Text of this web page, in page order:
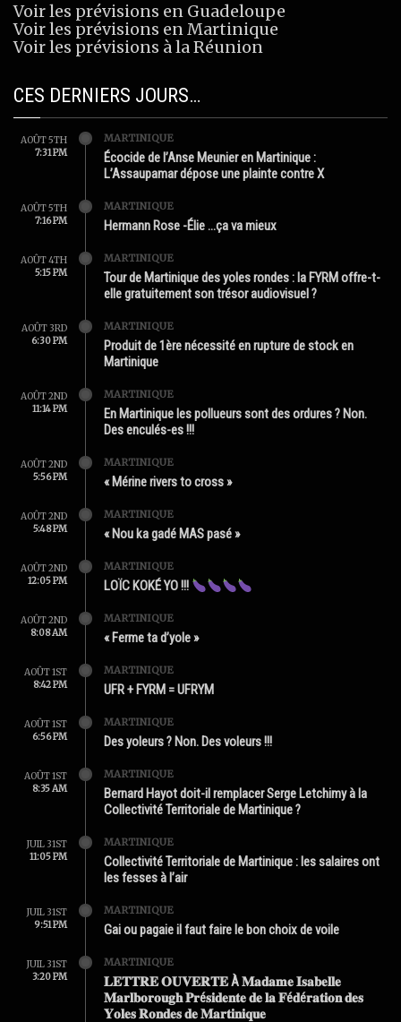
Voir les prévisions en Guadeloupe
Voir les prévisions en Martinique
Voir les prévisions à la Réunion
CES DERNIERS JOURS…
AOÛT 5TH
7:31 PM
MARTINIQUE
Écocide de l’Anse Meunier en Martinique :
L’Assaupamar dépose une plainte contre X
AOÛT 5TH
7:16 PM
MARTINIQUE
Hermann Rose -Élie …ça va mieux
AOÛT 4TH
5:15 PM
MARTINIQUE
Tour de Martinique des yoles rondes : la FYRM offre-t-
elle gratuitement son trésor audiovisuel ?
AOÛT 3RD
6:30 PM
MARTINIQUE
Produit de 1ère nécessité en rupture de stock en
Martinique
AOÛT 2ND
11:14 PM
MARTINIQUE
En Martinique les pollueurs sont des ordures ? Non.
Des enculés-es !!!
AOÛT 2ND
5:56 PM
MARTINIQUE
« Mérine rivers to cross »
AOÛT 2ND
5:48 PM
MARTINIQUE
« Nou ka gadé MAS pasé »
AOÛT 2ND
12:05 PM
MARTINIQUE
LOÏC KOKÉ YO !!!
AOÛT 2ND
8:08 AM
MARTINIQUE
« Ferme ta d’yole »
AOÛT 1ST
8:42 PM
MARTINIQUE
UFR + FYRM = UFRYM
AOÛT 1ST
6:56 PM
MARTINIQUE
Des yoleurs ? Non. Des voleurs !!!
AOÛT 1ST
8:35 AM
MARTINIQUE
Bernard Hayot doit-il remplacer Serge Letchimy à la
Collectivité Territoriale de Martinique ?
JUIL 31ST
11:05 PM
MARTINIQUE
Collectivité Territoriale de Martinique : les salaires ont
les fesses à l’air
JUIL 31ST
9:51 PM
MARTINIQUE
Gai ou pagaie il faut faire le bon choix de voile
JUIL 31ST
3:20 PM
MARTINIQUE
𝐋𝐄𝐓𝐓𝐑𝐄 𝐎𝐔𝐕𝐄𝐑𝐓𝐄 À 𝐌𝐚𝐝𝐚𝐦𝐞 𝐈𝐬𝐚𝐛𝐞𝐥𝐥𝐞
𝐌𝐚𝐫𝐥𝐛𝐨𝐫𝐨𝐮𝐠𝐡 𝐏𝐫é𝐬𝐢𝐝𝐞𝐧𝐭𝐞 𝐝𝐞 𝐥𝐚 𝐅é𝐝é𝐫𝐚𝐭𝐢𝐨𝐧 𝐝𝐞𝐬
𝐘𝐨𝐥𝐞𝐬 𝐑𝐨𝐧𝐝𝐞𝐬 𝐝𝐞 𝐌𝐚𝐫𝐭𝐢𝐧𝐢𝐪𝐮𝐞